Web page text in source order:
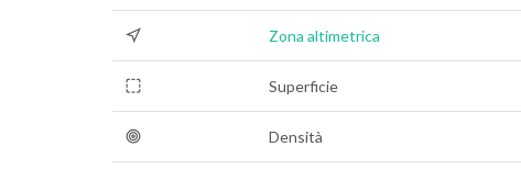
Zona altimetrica
Superficie
Densità